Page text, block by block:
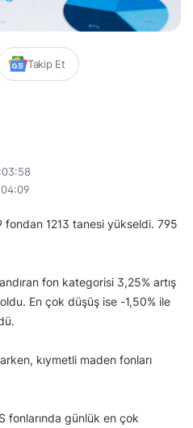
Takip Et
fondan 1213 tanesi yükseldi. 795
fon kategorisi 3,25% artış
En çok düşüş ise -1,50% ile
kıymetli maden fonları
fonlarında günlük en çok